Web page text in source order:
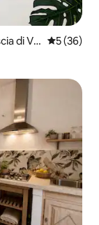
di Va
Průměrné
5 (36)